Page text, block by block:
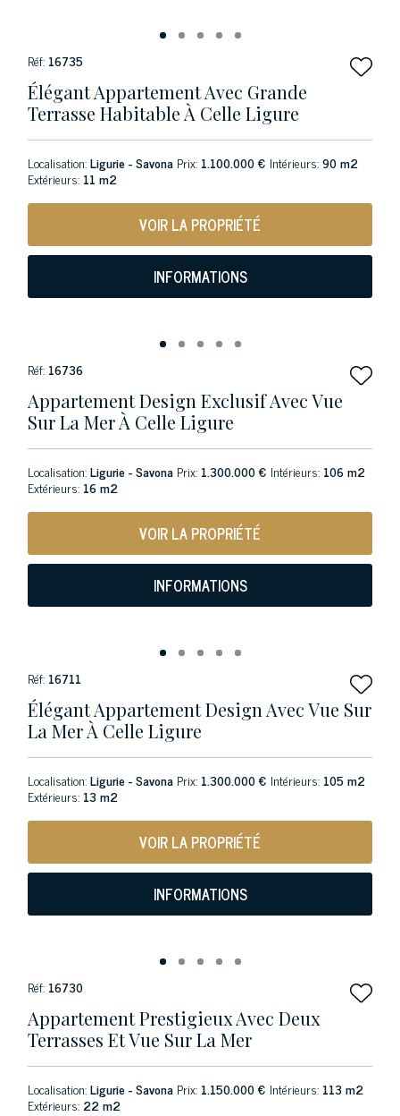
Réf: 16735
Élégant Appartement Avec Grande
Terrasse Habitable À Celle Ligure
Localisation:Ligurie - Savona Prix: 1.100.000 € Intérieurs:90 m2
Extérieurs: 11 m2
VOIR LA PROPRIÉTÉ
INFORMATIONS
Réf: 16736
Appartement Design Exclusif Avec Vue
Sur La Mer À Celle Ligure
Localisation:Ligurie - Savona Prix: 1.300.000 € Intérieurs: 106 m2
Extérieurs: 16 m2
VOIR LA PROPRIÉTÉ
INFORMATIONS
Réf: 16711
Élégant Appartement Design Avec Vue Sur
La Mer À Celle Ligure
Localisation:Ligurie - Savona Prix: 1.300.000 € Intérieurs: 105 m2
Extérieurs: 13 m2
VOIR LA PROPRIÉTÉ
INFORMATIONS
Réf: 16730
Appartement Prestigieux Avec Deux
Terrasses Et Vue Sur La Mer
Localisation:Ligurie - Savona Prix: 1.150.000 € Intérieurs: 113 m2
Extérieurs: 22 m2